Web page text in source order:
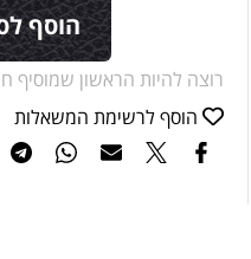
הוסף
רוצה להיות הראשון שמוסיף
הוסף לרשימת המשאלות